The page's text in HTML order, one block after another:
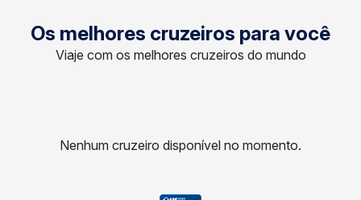
Os melhores cruzeiros para você
Viaje com os melhores cruzeiros do mundo
Nenhum cruzeiro disponível no momento.